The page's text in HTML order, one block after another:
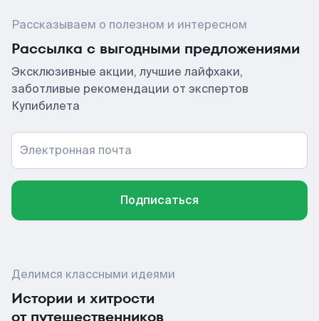
Рассказываем о полезном и интересном
Рассылка с выгодными предложениями
Эксклюзивные акции, лучшие лайфхаки,
заботливые рекомендации от экспертов
Купибилета
Электронная почта
Подписаться
Делимся классными идеями
Истории и хитрости
от путешественников